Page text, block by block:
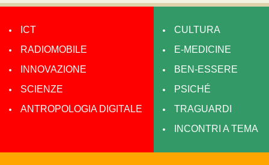
ICT
RADIOMOBILE
INNOVAZIONE
SCIENZE
ANTROPOLOGIA DIGITALE
CULTURA
E-MEDICINE
BEN-ESSERE
PSICHÉ
TRAGUARDI
INCONTRI A TEMA